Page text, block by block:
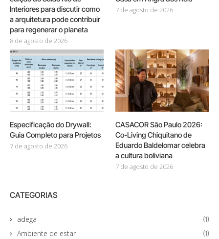
Interiores para discutir como
a arquitetura pode contribuir
para regenerar o planeta
8 de agosto de 2026
7 de agosto de 2026
Especificação do Drywall:
Guia Completo para Projetos
7 de agosto de 2026
CASACOR São Paulo 2026:
Co-Living Chiquitano de
Eduardo Baldelomar celebra
a cultura boliviana
7 de agosto de 2026
CATEGORIAS
adega (1)
Ambiente de estar (1)